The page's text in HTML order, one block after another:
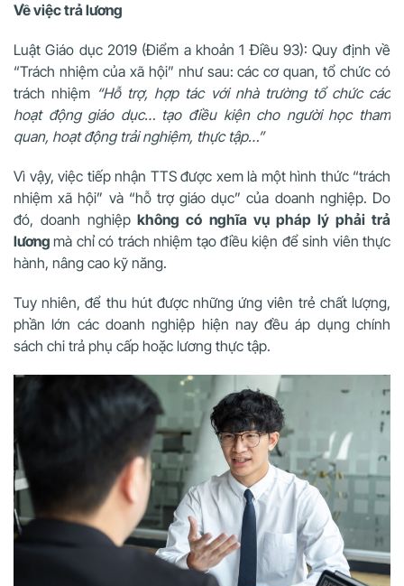
Về việc trả lương
Luật Giáo dục 2019 (Điểm a khoản 1 Điều 93): Quy định về
“Trách nhiệm của xã hội” như sau: các cơ quan, tổ chức có
trách nhiệm “Hỗ trợ, hợp tác với nhà trường tổ chức các
hoạt động giáo dục… tạo điều kiện cho người học tham
quan, hoạt động trải nghiệm, thực tập…”
Vì vậy, việc tiếp nhận TTS được xem là một hình thức “trách
nhiệm xã hội” và “hỗ trợ giáo dục” của doanh nghiệp. Do
đó, doanh nghiệp không có nghĩa vụ pháp lý phải trả
lươngmà chỉ có trách nhiệm tạo điều kiện để sinh viên thực
hành, nâng cao kỹ năng.
Tuy nhiên, để thu hút được những ứng viên trẻ chất lượng,
phần lớn các doanh nghiệp hiện nay đều áp dụng chính
sách chi trả phụ cấp hoặc lương thực tập.